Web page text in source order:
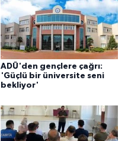
ADÜ'den gençlere çağrı:
'Güçlü bir üniversite seni
bekliyor'